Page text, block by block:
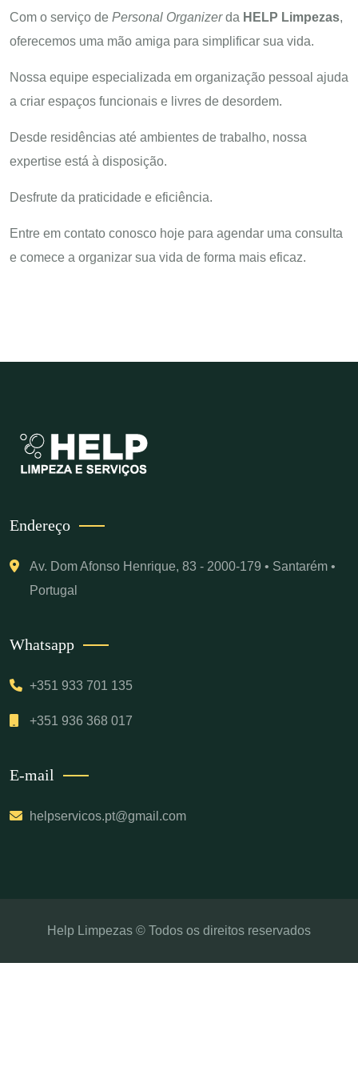
Com o serviço de Personal Organizerda HELP Limpezas,
oferecemos uma mão amiga para simplificar sua vida.
Nossa equipe especializada em organização pessoal ajuda
a criar espaços funcionais e livres de desordem.
Desde residências até ambientes de trabalho, nossa
expertise está à disposição.
Desfrute da praticidade e eficiência.
Entre em contato conosco hoje para agendar uma consulta
e comece a organizar sua vida de forma mais eficaz.
Endereço
Av. Dom Afonso Henrique, 83 - 2000-179 • Santarém •
Portugal
Whatsapp
+351 933 701 135
+351 936 368 017
E-mail
helpservicos.pt@gmail.com
Help Limpezas © Todos os direitos reservados